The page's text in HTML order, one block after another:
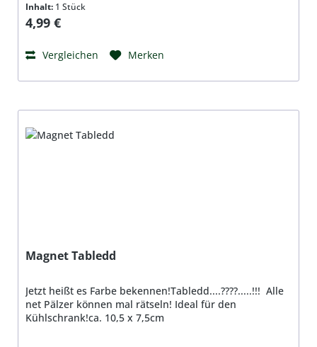
Inhalt: 1 Stück
Regulärer Preis:
4,99 €
Vergleichen Merken
Magnet Tabledd
Jetzt heißt es Farbe bekennen!Tabledd....????.....!!! Alle
net Pälzer können mal rätseln! Ideal für den
Kühlschrank!ca. 10,5 x 7,5cm